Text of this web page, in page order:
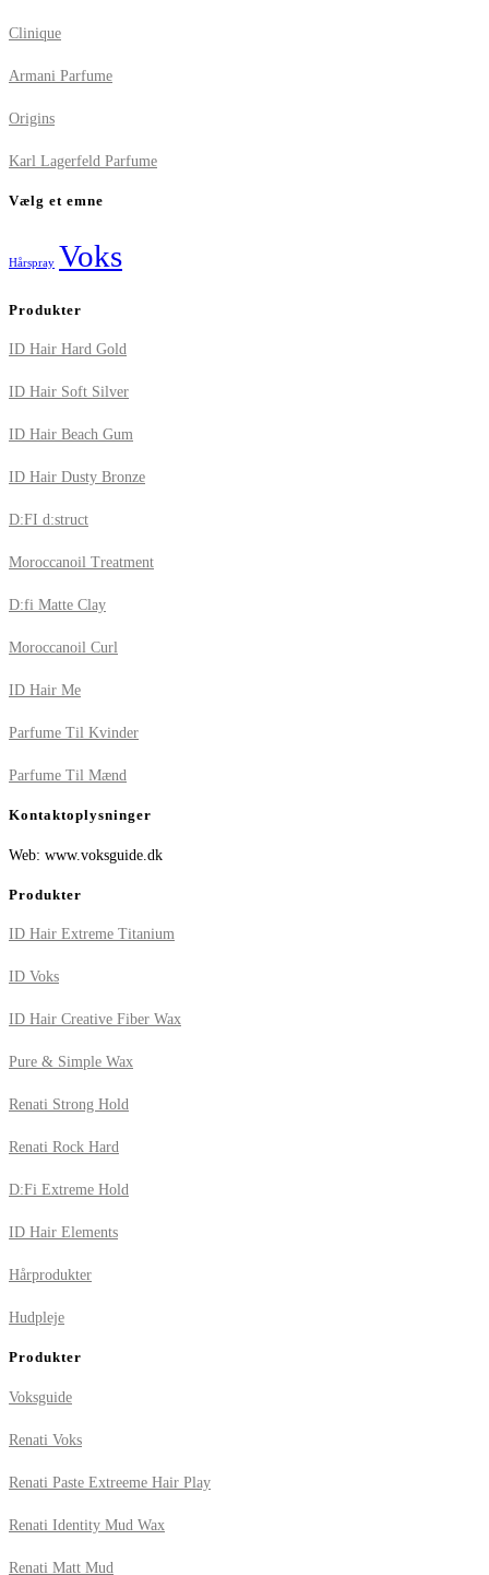
Clinique
Armani Parfume
Origins
Karl Lagerfeld Parfume
Vælg et emne
Hårspray Voks
Produkter
ID Hair Hard Gold
ID Hair Soft Silver
ID Hair Beach Gum
ID Hair Dusty Bronze
D:FI d:struct
Moroccanoil Treatment
D:fi Matte Clay
Moroccanoil Curl
ID Hair Me
Parfume Til Kvinder
Parfume Til Mænd
Kontaktoplysninger
Web: www.voksguide.dk
Produkter
ID Hair Extreme Titanium
ID Voks
ID Hair Creative Fiber Wax
Pure & Simple Wax
Renati Strong Hold
Renati Rock Hard
D:Fi Extreme Hold
ID Hair Elements
Hårprodukter
Hudpleje
Produkter
Voksguide
Renati Voks
Renati Paste Extreeme Hair Play
Renati Identity Mud Wax
Renati Matt Mud